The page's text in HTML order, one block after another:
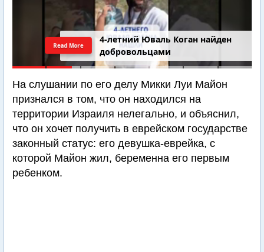
4-летний Юваль Коган найден
добровольцами
Read More
На слушании по его делу Микки Луи Майон
признался в том, что он находился на
территории Израиля нелегально, и объяснил,
что он хочет получить в еврейском государстве
законный статус: его девушка-еврейка, с
которой Майон жил, беременна его первым
ребенком.